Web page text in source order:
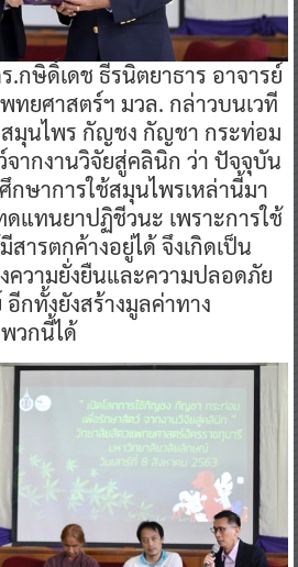
กษิดิ์เดช ธีรนิตยาธาร อาจารย์
ทยศาสตร์ฯ มวล. กล่าวบนเวที
มุนไพร กัญชง กัญชา กระท่อม
จากงานวิจัยสู่คลินิก ว่า ปัจจุบัน
กษาการใช้สมุนไพรเหล่านี้มา
แทนยาปฏิชีวนะ เพราะการใช้
ารตกค้างอยู่ได้ จึงเกิดเป็น
ความยั่งยืนและความปลอดภัย
กทั้งยังสร้างมูลค่าทาง
วกนี้ได้